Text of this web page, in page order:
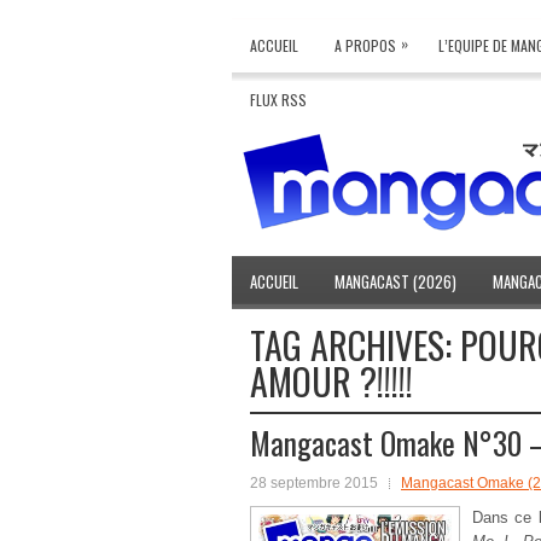
ACCUEIL A PROPOS » L’EQUIPE DE
FLUX RSS
ACCUEIL MANGACAST (2026)
TAG ARCHIVES:
AMOUR ?!!!!!
Mangacast Omake N°30
28 septembre 2015 Mangacast Omake
Dans ce